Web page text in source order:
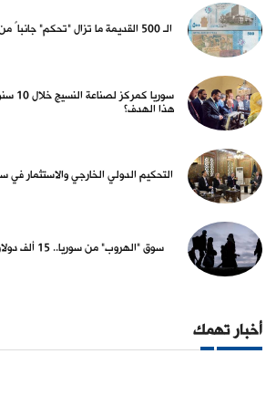
الـ 500 القديمة ما تزال "تحكم" جانباً من تعاملات سرافيس دمشق
هذا الهدف؟
التحكيم الدولي الخارجي والاستثمار
سوق "الهروب" من سوريا.. 15 ألف دولار للوصول إلى أوروبا
أخبار تهمك